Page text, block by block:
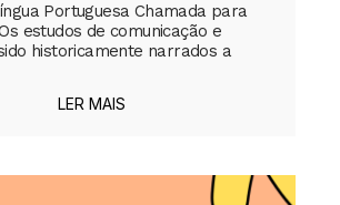
Portuguesa Chamada para
estudos de comunicação e
historicamente narrados a
LER MAIS